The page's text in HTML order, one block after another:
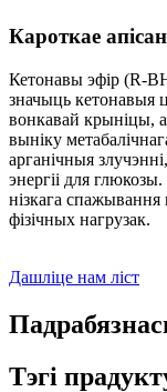
Кароткае
Кетонавы эфір (R-
значыць кетонавыя
вонкавай крыніцы,
выніку
арганічныя
энергіі для
нізкага спажывання
фізічных нагрузак.
Дашліце нам ліст
Тэгі